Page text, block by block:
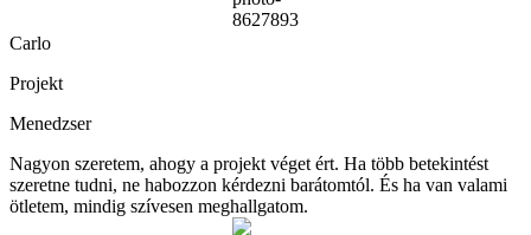
Carlo
Projekt
Menedzser
Nagyon szeretem, ahogy a projekt véget ért. Ha több betekintést
szeretne tudni, ne habozzon kérdezni barátomtól. És ha van valami
ötletem, mindig szívesen meghallgatom.